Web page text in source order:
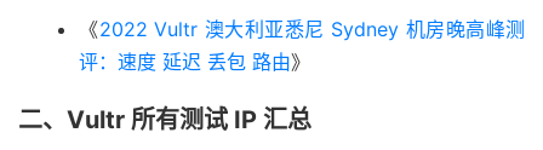
《2022 Vultr 澳大利亚悉尼 Sydney 机房晚高峰测
评：速度 延迟 丢包 路由》
二、Vultr 所有测试 IP 汇总